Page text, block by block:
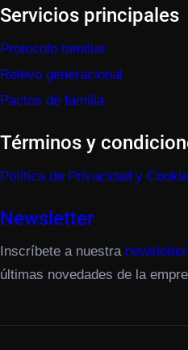
Servicios principales
Protocolo familiar
Relevo generacional
Pactos de familia
Términos y
Política de Privacidad y
Newsletter
Inscríbete a nuestra newsletter
últimas novedades de la